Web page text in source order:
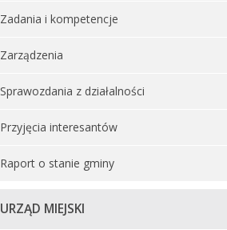
Zadania i kompetencje
Zarządzenia
Sprawozdania z działalności
Przyjęcia interesantów
Raport o stanie gminy
URZĄD MIEJSKI